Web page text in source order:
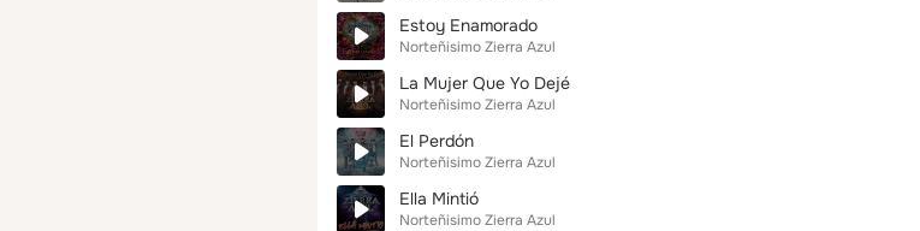
Estoy Enamorado
Norteñisimo Zierra Azul
La Mujer Que Yo Dejé
Norteñisimo Zierra Azul
El Perdón
Norteñisimo Zierra Azul
Ella Mintió
Norteñisimo Zierra Azul